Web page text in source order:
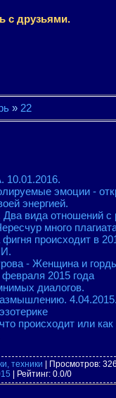
с друзьями.
» 22
10.01.2016.
эмоции -
энергией.
вида отношений с
много
фигня происходит в
- Женщина и
2015 года
диалогов.
4.04.2015.
происходит или
техники Просмотров:
Рейтинг: 0.0/0